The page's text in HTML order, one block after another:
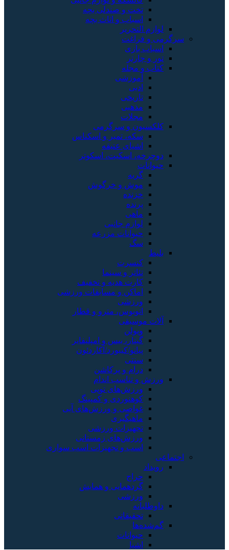
تخت و صندلی بچه
اسباب و اثاث بچه
لوازم التحریر
سرگرمی و فراغت
اسباب‌ بازی
تور و چارتر
کتاب و مجله
آموزشی
ادبی
تاریخی
مذهبی
مجلات
کلکسیون و سرگرمی
سکه، تمبر و اسکناس
اشیای عتیقه
دوچرخه، اسکیت، اسکوتر
حیوانات
گربه
موش و خرگوش
خزنده
پرنده
ماهی
لوازم جانبی
حیوانات مزرعه
سگ
بلیط
کنسرت
تئاتر و سینما
کارت هدیه و تخفیف
اماکن و مسابقات ورزشی
ورزشی
اتوبوس، مترو و قطار
آلات موسیقی
ویولن
گیتار، بیس و امپلیفایر
پیانو/کیبورد/آکاردئون
سنتی
درام و پرکاشن
ورزش و تناسب اندام
ورزش‌های توپی
کوهنوردی و کمپینگ
غواصی و ورزش‌های آبی
ماهیگیری
تجهیزات ورزشی
ورزش‌های زمستانی
اسب و تجهیزات اسب سواری
اجتماعی
رویداد
حراج
گردهمایی و همایش
ورزشی
داوطلبانه
تحقیقاتی
گم‌شده‌ها
حیوانات
اشیا